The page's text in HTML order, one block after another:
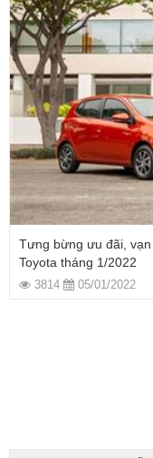
Tưng bừng ưu đãi,
Toyota tháng 1/2022
3814 05/01/2022